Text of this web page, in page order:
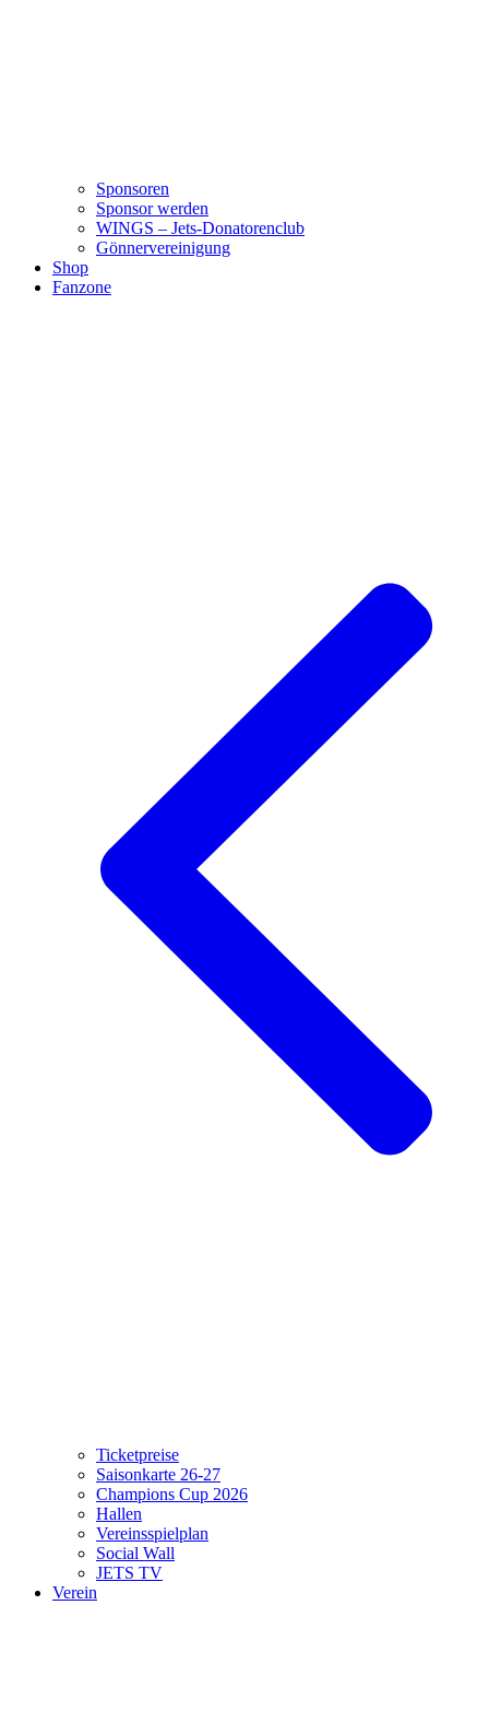
Sponsoren
Sponsor werden
WINGS – Jets-Donatorenclub
Gönnervereinigung
Shop
Fanzone
Ticketpreise
Saisonkarte 26-27
Champions Cup 2026
Hallen
Vereinsspielplan
Social Wall
JETS TV
Verein